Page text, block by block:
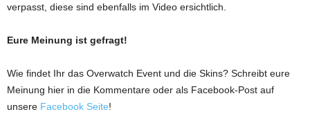
verpasst, diese sind ebenfalls im Video ersichtlich.
Eure Meinung ist gefragt!
Wie findet Ihr das Overwatch Event und die Skins? Schreibt eure
Meinung hier in die Kommentare oder als Facebook-Post auf
unsere Facebook Seite!